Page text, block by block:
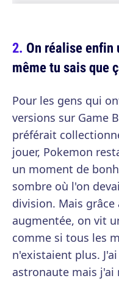
On réalise enfin
même tu sais que
Pour les gens qui
versions sur Game
préférait
jouer, Pokemon
un moment de
sombre où l'on
division. Mais
augmentée, on vit
comme si tous les
n'existaient plus.
astronaute mais j'ai